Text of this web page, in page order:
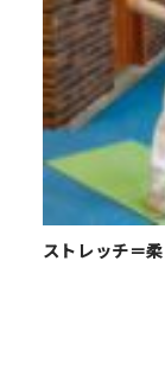
ストレッチ＝